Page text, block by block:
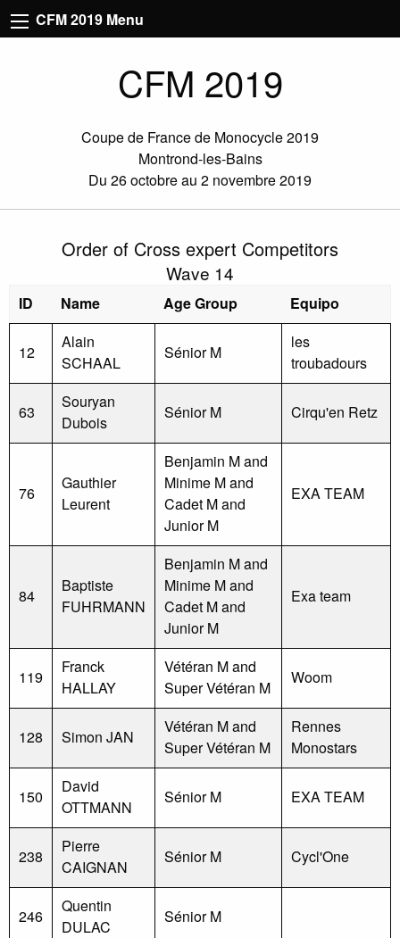
CFM 2019 Menu
CFM 2019
Coupe de France de Monocycle 2019
Montrond-les-Bains
Du 26 octobre au 2 novembre 2019
Order of Cross expert Competitors
Wave 14
ID Name Age Group Equipo
12
Alain
SCHAAL
Sénior M
les
troubadours
63
Souryan
Dubois
Sénior M Cirqu'en Retz
76
Gauthier
Leurent
Benjamin M and
Minime M and
Cadet M and
Junior M
EXA TEAM
84
Baptiste
FUHRMANN
Benjamin M and
Minime M and
Cadet M and
Junior M
Exa team
119
Franck
HALLAY
Vétéran M and
Super Vétéran M
Woom
128 Simon JAN
Vétéran M and
Super Vétéran M
Rennes
Monostars
150
David
OTTMANN
Sénior M EXA TEAM
238
Pierre
CAIGNAN
Sénior M Cycl'One
246
Quentin
DULAC
Sénior M